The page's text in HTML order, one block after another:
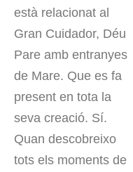
està relacionat al
Gran Cuidador, Déu
Pare amb entranyes
de Mare. Que es fa
present en tota la
seva creació. Sí.
Quan descobreixo
tots els moments de